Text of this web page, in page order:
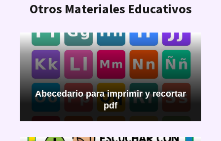
Otros Materiales Educativos
Abecedario para imprimir y recortar
pdf